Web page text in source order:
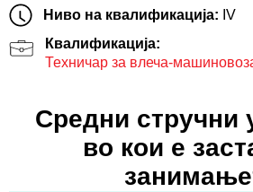
Ниво на квалификација: IV
Квалификација:
Техничар за влеча-
Средни стручни
во кои е